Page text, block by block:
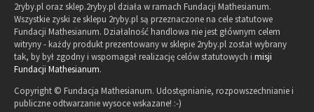
2ryby.pl oraz sklep.2ryby.pl działa w ramach Fundacji Mathesianum.
Wszystkie zyski ze sklepu 2ryby.pl są przeznaczone na cele statutowe
Fundacji Mathesianum. Działalność handlowa nie jest głównym celem
witryny - każdy produkt prezentowany w sklepie 2ryby.pl został wybrany
tak, by był zgodny i wspomagał realizację celów statutowych i misji
Fundacji Mathesianum.
Copyright © Fundacja Mathesianum. Udostępnianie, rozpowszechnianie i
publiczne odtwarzanie wysoce wskazane! :-)